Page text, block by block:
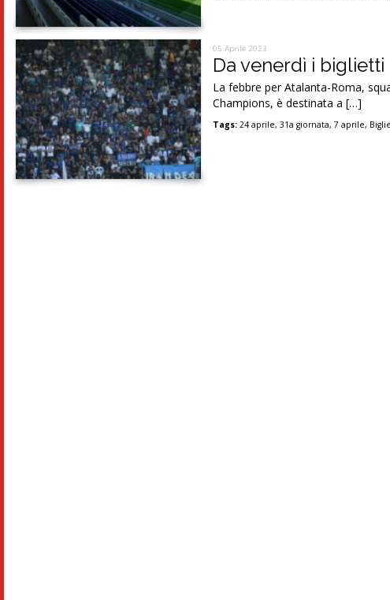
05 Aprile 2023
Da venerdì i
La febbre per Atalanta-Roma,
Champions, è destinata a […]
Tags: 24 aprile,31a giornata,7 aprile,